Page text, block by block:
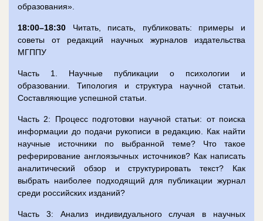
образования».
18:00–18:30 Читать, писать, публиковать: примеры и
советы от редакций научных журналов издательства
МГППУ
Часть 1. Научные публикации о психологии и
образовании. Типология и структура научной статьи.
Составляющие успешной статьи.
Часть 2: Процесс подготовки научной статьи: от поиска
информации до подачи рукописи в редакцию. Как найти
научные источники по выбранной теме? Что такое
реферирование англоязычных источников? Как написать
аналитический обзор и структурировать текст? Как
выбрать наиболее подходящий для публикации журнал
среди российских изданий?
Часть 3: Анализ индивидуального случая в научных